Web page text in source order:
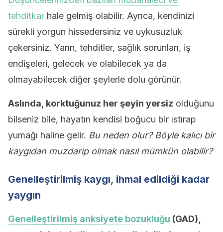
tehditkar hale gelmiş olabilir. Ayrıca, kendinizi
sürekli yorgun hissedersiniz ve uykusuzluk
çekersiniz. Yarın, tehditler, sağlık sorunları, iş
endişeleri, gelecek ve olabilecek ya da
olmayabilecek diğer şeylerle dolu görünür.
Aslında, korktuğunuz her şeyin yersiz olduğunu
bilseniz bile, hayatın kendisi boğucu bir ıstırap
yumağı haline gelir. Bu neden olur? Böyle kalıcı bir
kaygıdan muzdarip olmak nasıl mümkün olabilir?
Genelleştirilmiş kaygı, ihmal edildiği kadar
yaygın
Genelleştirilmiş anksiyete bozukluğu (GAD),